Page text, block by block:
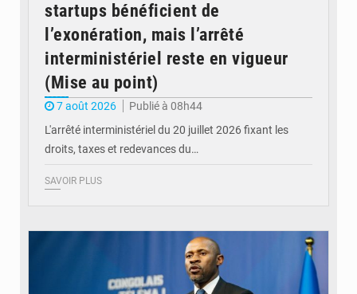
startups bénéficient de
l’exonération, mais l’arrêté
interministériel reste en vigueur
(Mise au point)
7 août 2026
Publié à 08h44
L'arrêté interministériel du 20 juillet 2026 fixant les
droits, taxes et redevances du…
SAVOIR PLUS